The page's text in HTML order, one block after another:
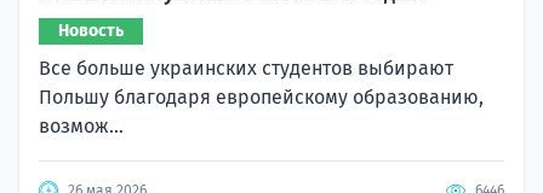
Новость
Все больше украинских студентов выбирают
Польшу благодаря европейскому образованию,
возмож...